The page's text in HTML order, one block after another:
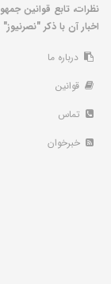
نظرات، تابع قوانین
اخبار آن با ذکر
درباره ما
قوانین
تماس
خبرخوان